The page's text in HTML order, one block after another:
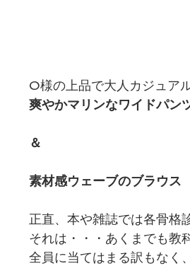
O様の上品で大人カジュア
爽やかマリンなワイドパン
＆
素材感ウェーブのブラウス
正直、本や雑誌では各骨格
それは・・・あくまでも教
全員に当てはまる訳もなく